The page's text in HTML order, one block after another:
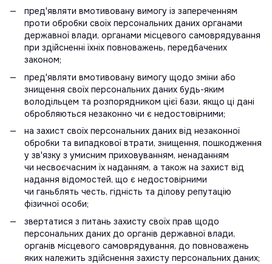
пред'являти вмотивовану вимогу із запереченням
проти обробки своїх персональних даних органами
державної влади, органами місцевого самоврядування
при здійсненні їхніх повноважень, передбачених
законом;
пред'являти вмотивовану вимогу щодо зміни або
знищення своїх персональних даних будь-яким
володільцем та розпорядником цієї бази, якщо ці дані
обробляються незаконно чи є недостовірними;
на захист своїх персональних даних від незаконної
обробки та випадкової втрати, знищення, пошкодження
у зв'язку з умисним приховуванням, ненаданням
чи несвоєчасним їх наданням, а також на захист від
надання відомостей, що є недостовірними
чи ганьблять честь, гідність та ділову репутацію
фізичної особи;
звертатися з питань захисту своїх прав щодо
персональних даних до органів державної влади,
органів місцевого самоврядування, до повноважень
яких належить здійснення захисту персональних даних;